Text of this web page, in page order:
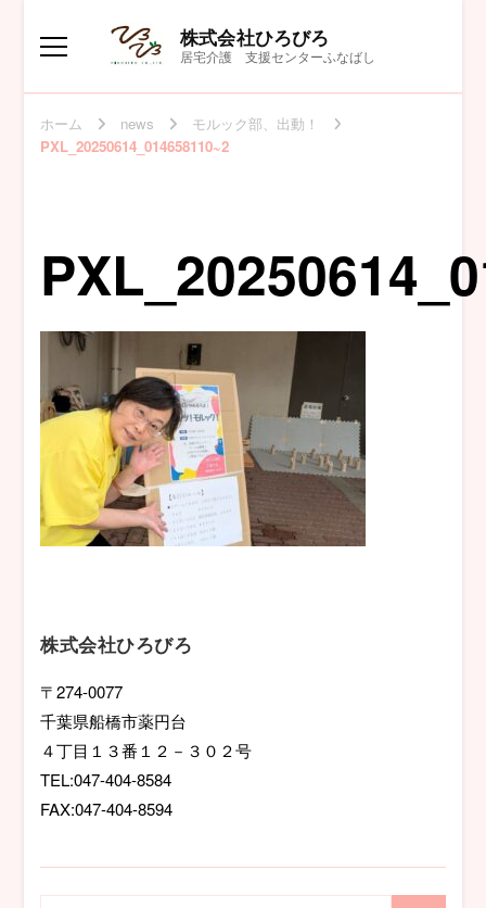
株式会社ひろびろ
居宅介護 支援センターふなばし
ホーム news
モルック部、出動！
PXL_20250614_014658110~2
株式会社ひろびろ
〒274-0077
千葉県船橋市薬円台
４丁目１３番１２－３０２号
TEL:047-404-8584
FAX:047-404-8594